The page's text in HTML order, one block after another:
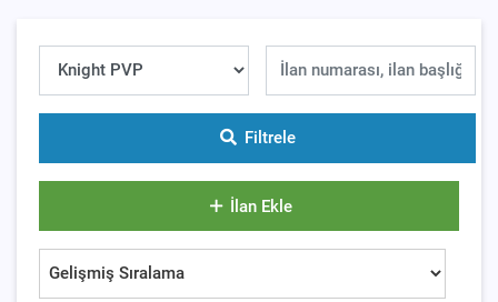
Filtrele
İlan Ekle